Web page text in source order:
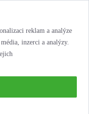
reklam a analýze
inzerci a analýzy.
motorek!